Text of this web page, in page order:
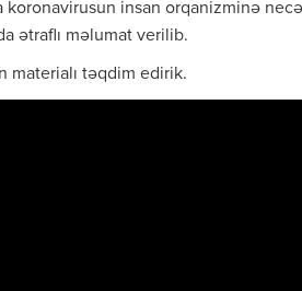
koronavirusun insan orqanizminə necə
ətraflı məlumat verilib.
materialı təqdim edirik.